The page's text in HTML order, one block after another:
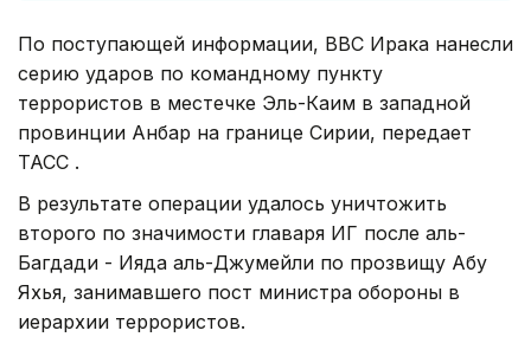
По поступающей информации, ВВС Ирака нанесли
серию ударов по командному пункту
террористов в местечке Эль-Каим в западной
провинции Анбар на границе Сирии, передает
ТАСС .
В результате операции удалось уничтожить
второго по значимости главаря ИГ после аль-
Багдади - Ияда аль-Джумейли по прозвищу Абу
Яхья, занимавшего пост министра обороны в
иерархии террористов.